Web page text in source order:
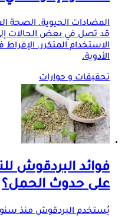
المضادات الحيوية. الصحة
قد تصل في بعض الحالات
الاستخدام المتكرر.
الأدوية.
تحقيقات و حوارات
فوائد البردقوش
على حدوث الحمل؟
يُستخدم البردقوش منذ